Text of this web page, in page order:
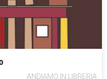
ANDIAMO IN LIBRERIA